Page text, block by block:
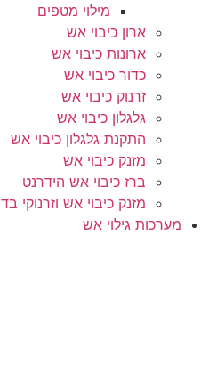
מילוי מטפים
ארון כיבוי אש
ארונות כיבוי אש
כדור כיבוי אש
זרנוק כיבוי אש
גלגלון כיבוי אש
התקנת גלגלון כיבוי אש
מזנק כיבוי אש
ברז כיבוי אש הידרנט
מזנק כיבוי אש וזרנוקי בד
מערכות גילוי אש